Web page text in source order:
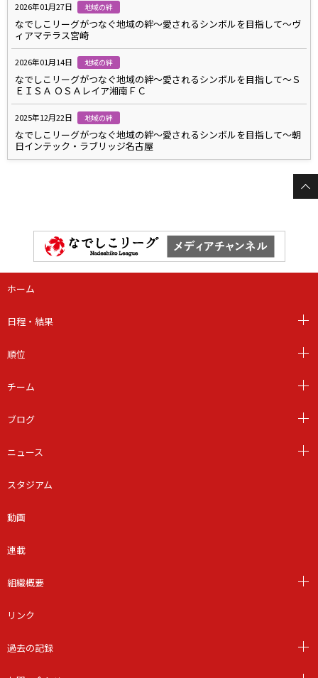
2026年01月27日 地域の絆
なでしこリーグがつなぐ地域の絆～愛されるシンボルを目指して～ヴ
ィアマテラス宮崎
2026年01月14日 地域の絆
なでしこリーグがつなぐ地域の絆～愛されるシンボルを目指して～Ｓ
ＥＩＳＡ ＯＳＡレイア湘南ＦＣ
2025年12月22日 地域の絆
なでしこリーグがつなぐ地域の絆～愛されるシンボルを目指して～朝
日インテック・ラブリッジ名古屋
ホーム
日程・結果
順位
チーム
ブログ
ニュース
スタジアム
動画
連載
組織概要
リンク
過去の記録